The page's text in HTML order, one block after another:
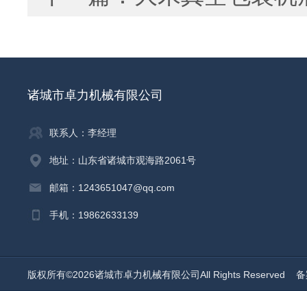
诸城市卓力机械有限公司
联系人：李经理
地址：山东省诸城市观海路2061号
邮箱：1243651047@qq.com
手机：19862633139
版权所有©2026诸城市卓力机械有限公司All Rights Reserved